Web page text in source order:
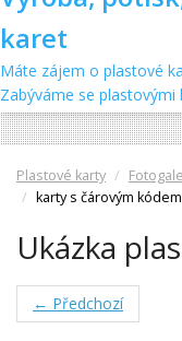
karet
Máte zájem o plastové
Zabýváme se
Plastové karty
karty s čárovým
Ukázka
← Předchozí